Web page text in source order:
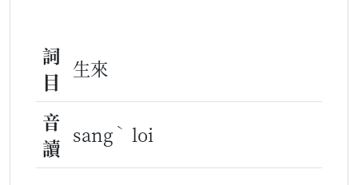
詞
目
生來
音
讀
sang ˋ loi